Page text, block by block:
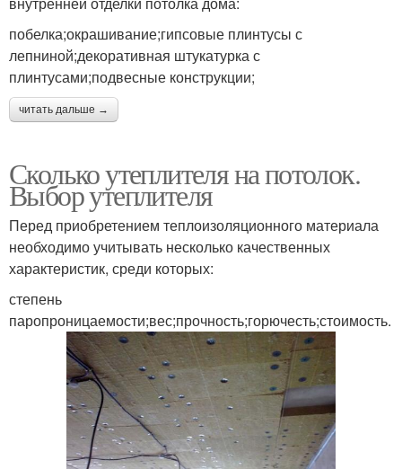
побелка;окрашивание;гипсовые плинтусы с
лепниной;декоративная штукатурка с
плинтусами;подвесные конструкции;
читать дальше →
Сколько утеплителя на потолок.
Выбор утеплителя
Перед приобретением теплоизоляционного материала
необходимо учитывать несколько качественных
характеристик, среди которых:
степень
паропроницаемости;вес;прочность;горючесть;стоимость.